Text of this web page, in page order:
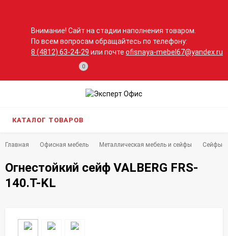
Внимание! Сайт на стадии наполнения товаром.
По всем вопросам обращайтесь по телефону:
8 (4812) 63-24-29 или почте ofisnaya-mebel67@yandex.ru
0
КАТАЛОГ ТОВАРОВ
Главная Офисная мебель Металлическая мебель и сейфы Сейфы
Огнестойкий сейф VALBERG FRS-
140.T-KL